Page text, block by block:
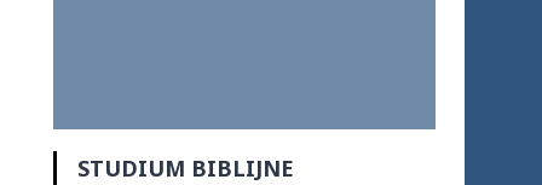
STUDIUM BIBLIJNE